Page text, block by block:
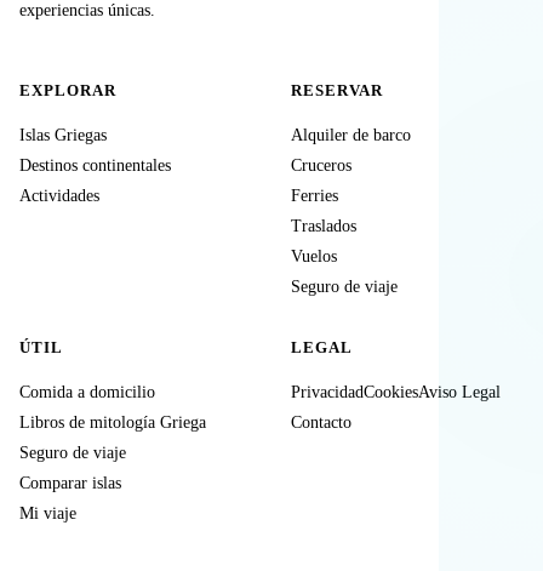
experiencias únicas.
EXPLORAR
Islas Griegas
Destinos continentales
Actividades
RESERVAR
Alquiler de barco
Cruceros
Ferries
Traslados
Vuelos
Seguro de viaje
ÚTIL
Comida a domicilio
Libros de mitología Griega
Seguro de viaje
Comparar islas
Mi viaje
LEGAL
PrivacidadCookiesAviso Legal
Contacto